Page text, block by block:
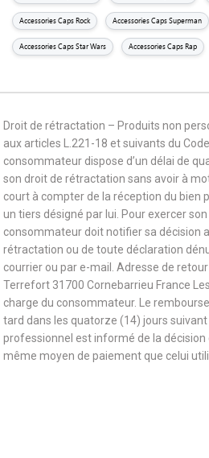
Accessories Caps Rock Accessories Caps Superman
Accessories Caps Star Wars Accessories Caps Rap
Droit de rétractation – Produits non
aux articles L.221-18 et suivants du
consommateur dispose d’un délai de
son droit de rétractation sans avoir à
court à compter de la réception du bien
un tiers désigné par lui. Pour exercer
consommateur doit notifier sa décision
rétractation ou de toute déclaration
courrier ou par e-mail. Adresse de retour
Terrefort 31700 Cornebarrieu France
charge du consommateur. Le
tard dans les quatorze (14) jours
professionnel est informé de la
même moyen de paiement que celui